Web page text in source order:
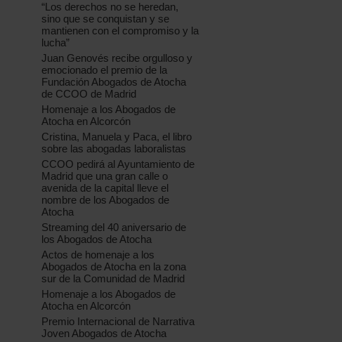
“Los derechos no se heredan,
sino que se conquistan y se
mantienen con el compromiso y la
lucha”
Juan Genovés recibe orgulloso y
emocionado el premio de la
Fundación Abogados de Atocha
de CCOO de Madrid
Homenaje a los Abogados de
Atocha en Alcorcón
Cristina, Manuela y Paca, el libro
sobre las abogadas laboralistas
CCOO pedirá al Ayuntamiento de
Madrid que una gran calle o
avenida de la capital lleve el
nombre de los Abogados de
Atocha
Streaming del 40 aniversario de
los Abogados de Atocha
Actos de homenaje a los
Abogados de Atocha en la zona
sur de la Comunidad de Madrid
Homenaje a los Abogados de
Atocha en Alcorcón
Premio Internacional de Narrativa
Joven Abogados de Atocha